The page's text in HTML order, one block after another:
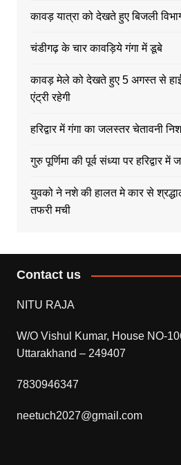
कावड़ यात्रा को देखते हुए बिजली
चंडीगढ़ के चार कावड़िये गंगा में डूबे
कावड़ मेले को देखते हुए 5 अगस्त से हाईवे
एंट्री रहेगी
हरिद्वार में गंगा का जलस्तर चेतावनी
गुरु पूर्णिमा की पूर्व संध्या पर हरिद्वार
युवको ने नशे की हालत मे कार से
तफरी मची
Contact us
NITU RAJA
W/O Vishul Kumar, House NO-
Uttarakhand – 249407
7830946347
neetuch2027@gmail.com